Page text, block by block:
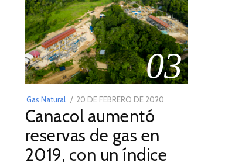
03
Gas Natural
POSTED
ON
20 DE FEBRERO DE 2020
2025
Canacol aumentó
reservas de gas en
2019, con un índice